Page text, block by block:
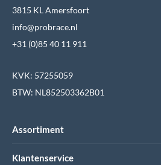
3815 KL Amersfoort
info@probrace.nl
+31 (0)85 40 11 911
KVK: 57255059
BTW: NL852503362B01
Assortiment
Klantenservice